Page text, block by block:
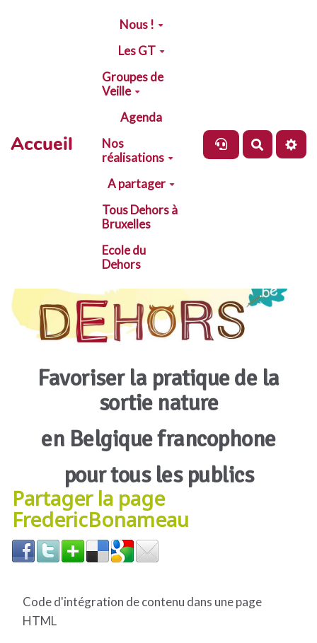
Aller au contenu principal
Accueil
Nous !
Les GT
Groupes de
Veille
Agenda
Nos
réalisations
A partager
Tous Dehors à
Bruxelles
Ecole du
Dehors
Favoriser la pratique de la
sortie nature
en Belgique francophone
pour tous les publics
Partager la page
FredericBonameau
Code d'intégration de contenu dans une page
HTML